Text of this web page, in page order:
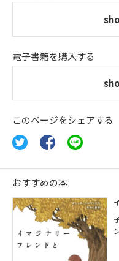
電子書籍を購入する
このページをシェアする
おすすめの本